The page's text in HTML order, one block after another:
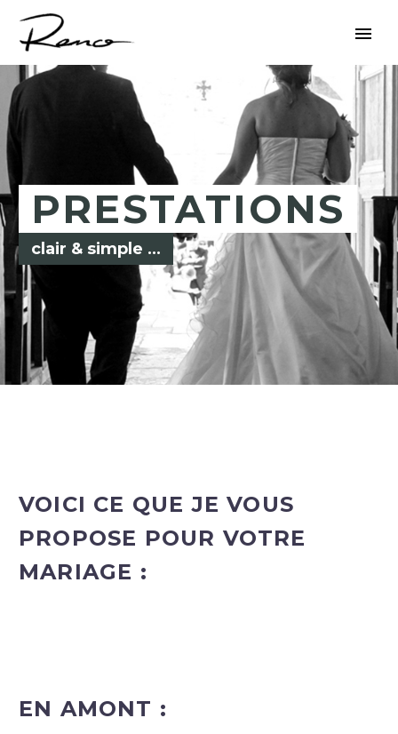
PRESTATIONS
clair & simple …
VOICI CE QUE JE VOUS
PROPOSE POUR VOTRE
MARIAGE :
EN AMONT :